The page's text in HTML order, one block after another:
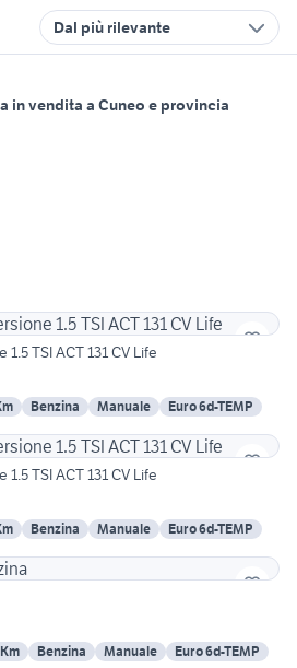
Dal più rilevante
in vendita a Cuneo e provincia
TSI ACT 131 CV Life
Benzina Manuale
Euro 6d-TEMP
TSI ACT 131 CV Life
Benzina Manuale
Euro 6d-TEMP
Benzina Manuale
Euro 6d-TEMP